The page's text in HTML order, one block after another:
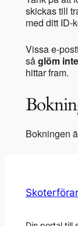
skickas till
med ditt ID-
Vissa e-
såglöm
hittar fram.
Bokningen